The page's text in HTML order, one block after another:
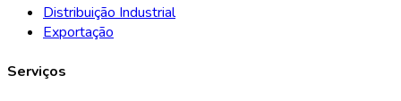
Distribuição Industrial
Exportação
Serviços